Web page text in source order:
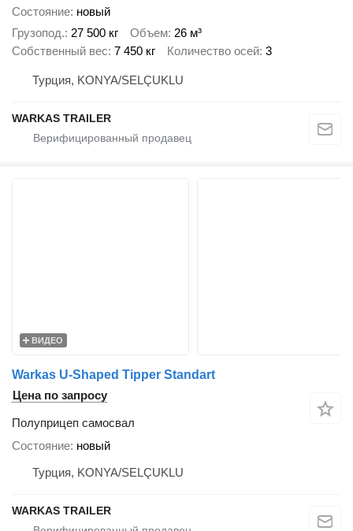
Состояние новый
Грузопод. 27 500 кг Объем 26 м³
Собственный вес 7 450 кг Количество осей 3
Турция, KONYA/SELÇUKLU
WARKAS TRAILER
ВИДЕО
Warkas U-Shaped Tipper Standart
Цена по запросу
Полуприцеп самосвал
Состояние новый
Турция, KONYA/SELÇUKLU
WARKAS TRAILER